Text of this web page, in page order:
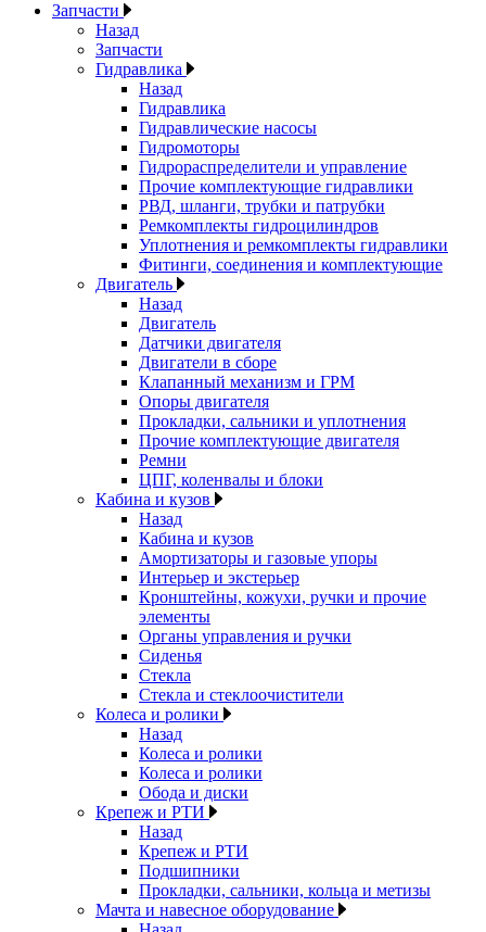
Запчасти
Назад
Запчасти
Гидравлика
Назад
Гидравлика
Гидравлические насосы
Гидромоторы
Гидрораспределители и управление
Прочие комплектующие гидравлики
РВД, шланги, трубки и патрубки
Ремкомплекты гидроцилиндров
Уплотнения и ремкомплекты гидравлики
Фитинги, соединения и комплектующие
Двигатель
Назад
Двигатель
Датчики двигателя
Двигатели в сборе
Клапанный механизм и ГРМ
Опоры двигателя
Прокладки, сальники и уплотнения
Прочие комплектующие двигателя
Ремни
ЦПГ, коленвалы и блоки
Кабина и кузов
Назад
Кабина и кузов
Амортизаторы и газовые упоры
Интерьер и экстерьер
Кронштейны, кожухи, ручки и прочие
элементы
Органы управления и ручки
Сиденья
Стекла
Стекла и стеклоочистители
Колеса и ролики
Назад
Колеса и ролики
Колеса и ролики
Обода и диски
Крепеж и РТИ
Назад
Крепеж и РТИ
Подшипники
Прокладки, сальники, кольца и метизы
Мачта и навесное оборудование